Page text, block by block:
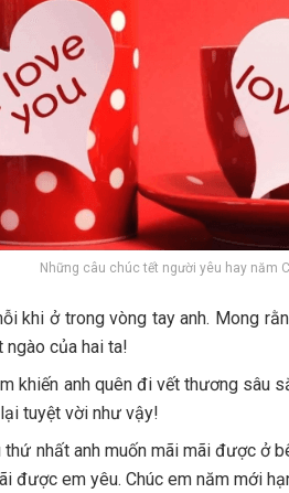
Những câu chúc tết người yêu hay năm
khi ở trong vòng tay anh. Mong
ngào của hai ta!
khiến anh quên đi vết thương sâu
tuyệt vời như vậy!
nhất anh muốn mãi mãi được ở
được em yêu. Chúc em năm mới